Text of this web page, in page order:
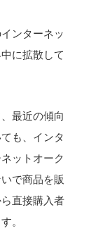
ンターネッ
に拡散して
最近の傾向
も、インタ
ットオーク
で商品を販
直接購入者
。